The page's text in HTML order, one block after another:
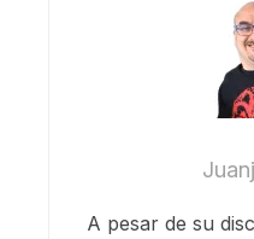
A pesar de su